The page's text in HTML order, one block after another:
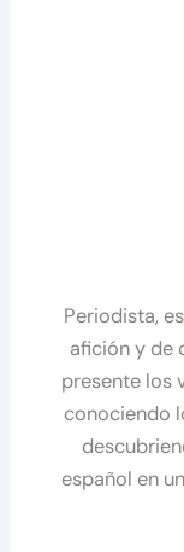
Periodista,
afición y de
presente los
conociendo
español en